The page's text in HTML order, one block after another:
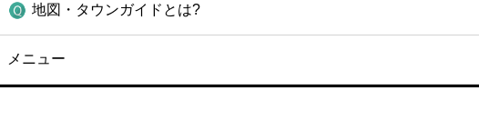
地図・タウンガイドとは?
メニュー